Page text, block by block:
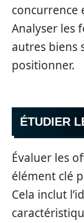
concurrence
Analyser les
autres biens
positionner.
ÉTUDIER
Évaluer les
élément clé
Cela inclut